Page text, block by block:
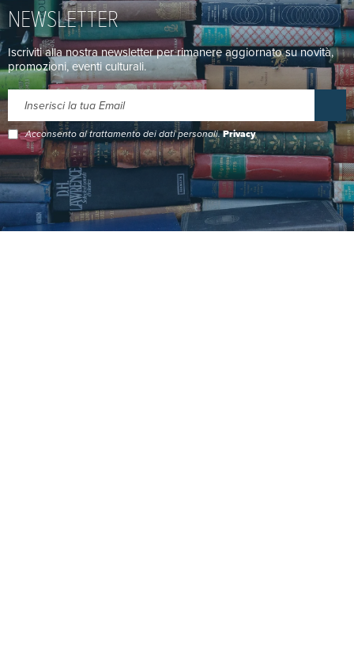
NEWSLETTER
Iscriviti alla nostra newsletter per rimanere aggiornato su novità,
promozioni, eventi culturali.
Acconsento al trattamento dei dati personali.Privacy